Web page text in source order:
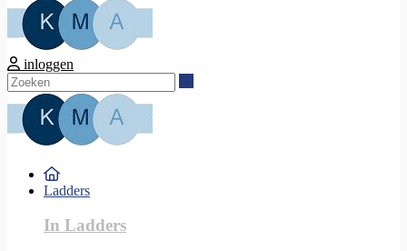
inloggen
Ladders
In Ladders